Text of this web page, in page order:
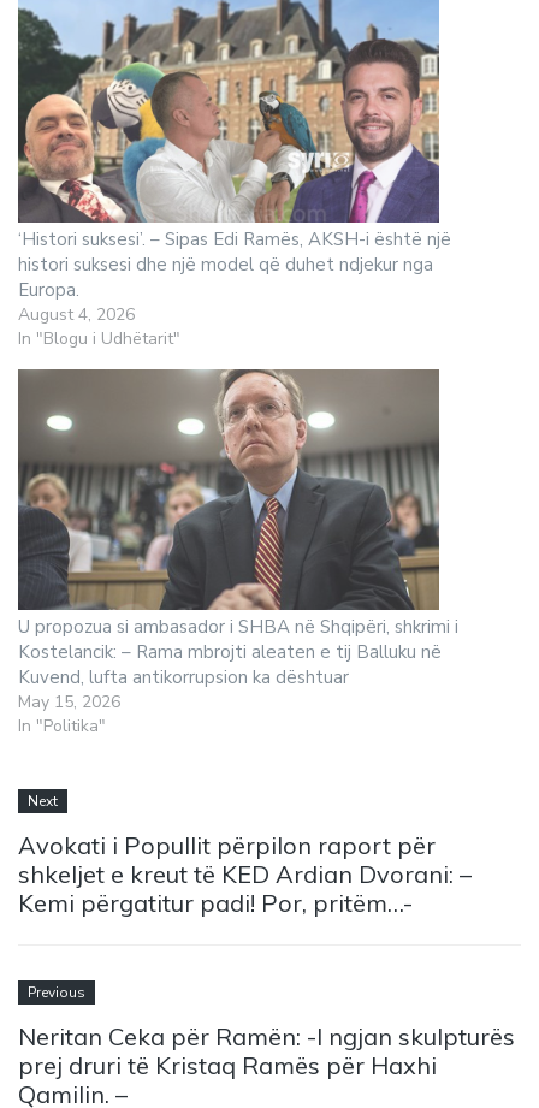
‘Histori suksesi’. – Sipas Edi Ramës, AKSH-i është një
histori suksesi dhe një model që duhet ndjekur nga
Europa.
August 4, 2026
In "Blogu i Udhëtarit"
U propozua si ambasador i SHBA në Shqipëri, shkrimi i
Kostelancik: – Rama mbrojti aleaten e tij Balluku në
Kuvend, lufta antikorrupsion ka dështuar
May 15, 2026
In "Politika"
Next
Avokati i Popullit përpilon raport për
shkeljet e kreut të KED Ardian Dvorani: –
Kemi përgatitur padi! Por, pritëm…-
Previous
Neritan Ceka për Ramën: -I ngjan skulpturës
prej druri të Kristaq Ramës për Haxhi
Qamilin. –